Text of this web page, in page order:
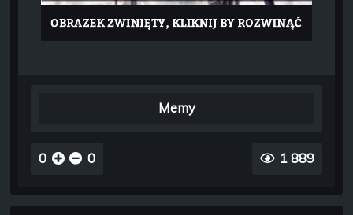
Memy
0 0 1 889